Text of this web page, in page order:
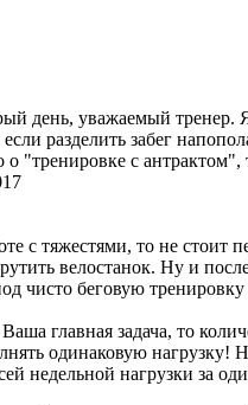
день, уважаемый тренер.
разделить забег
"тренировке с антрактом",
с тяжестями, то не
велостанок. Ну и
чисто беговую
главная задача, то
одинаковую нагрузку!
недельной нагрузки за